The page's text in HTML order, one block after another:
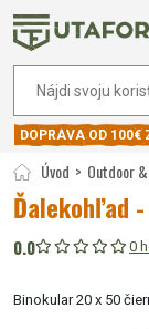
DOPRAVA OD 100€
Úvod Outdoor
Ďalekohľad -
0.0 0
Binokular 20 x 50